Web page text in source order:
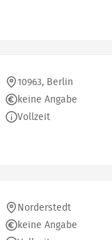
10963, Berlin
keine Angabe
Vollzeit
Norderstedt
keine Angabe